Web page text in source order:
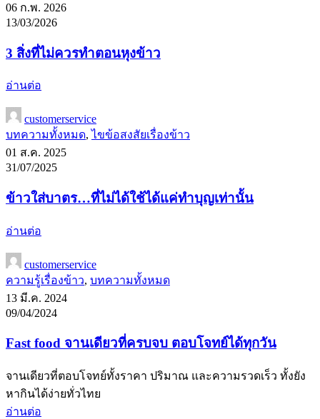
06 ก.พ. 2026
13/03/2026
3 สิ่งที่ไม่ควรทำตอนหุงข้าว
อ่านต่อ
customerservice
บทความทั้งหมด,ไขข้อสงสัยเรื่องข้าว
01 ส.ค. 2025
31/07/2025
ข้าวใส่บาตร…ที่ไม่ได้ใช้ได้แค่ทำบุญเท่านั้น
อ่านต่อ
customerservice
ความรู้เรื่องข้าว, บทความทั้งหมด
13 มี.ค. 2024
09/04/2024
Fast food จานเดียวที่ครบจบ ตอบโจทย์ได้ทุกวัน
จานเดียวที่ตอบโจทย์ทั้งราคา ปริมาณ และความรวดเร็ว ทั้งยัง
หากินได้ง่ายทั่วไทย
อ่านต่อ